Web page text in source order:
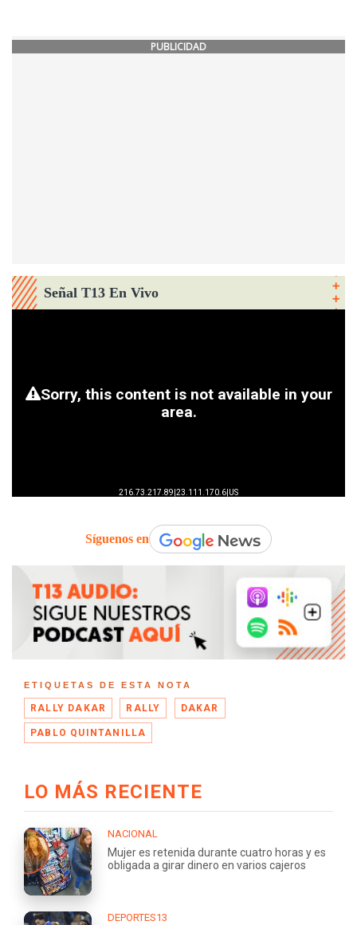
PUBLICIDAD
Señal T13 En Vivo
Síguenos en
ETIQUETAS DE ESTA NOTA
RALLY DAKAR RALLY DAKAR
PABLO QUINTANILLA
LO MÁS RECIENTE
NACIONAL
Mujer es retenida durante cuatro horas y es
obligada a girar dinero en varios cajeros
DEPORTES13